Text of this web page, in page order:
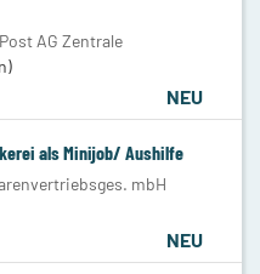
AG Zentrale
NEU
als Minijob/ Aushilfe
mbH
NEU